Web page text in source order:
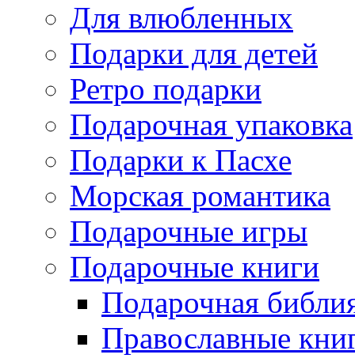
Для влюбленных
Подарки для детей
Ретро подарки
Подарочная упаковка
Подарки к Пасхе
Морская романтика
Подарочные игры
Подарочные книги
Подарочная
Православные